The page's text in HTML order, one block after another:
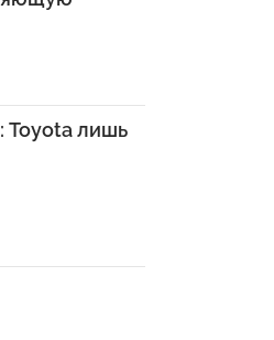
Toyota лишь